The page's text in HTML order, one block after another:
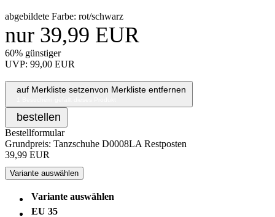
abgebildete Farbe: rot/schwarz
nur 39,99 EUR
60% günstiger
UVP: 99,00 EUR
auf Merkliste setzenvon Merkliste entfernen
bestellen
Bestellformular
Grundpreis: Tanzschuhe D0008LA Restposten
39,99 EUR
Variante auswählen
Variante auswählen
EU 35